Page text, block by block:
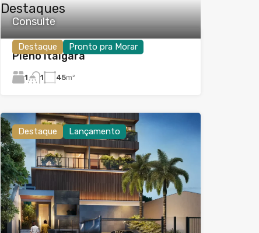
Destaques
Destaque Pronto pra Morar
Consulte
Pleno Itaigara
1 1 45m²
Destaque Lançamento